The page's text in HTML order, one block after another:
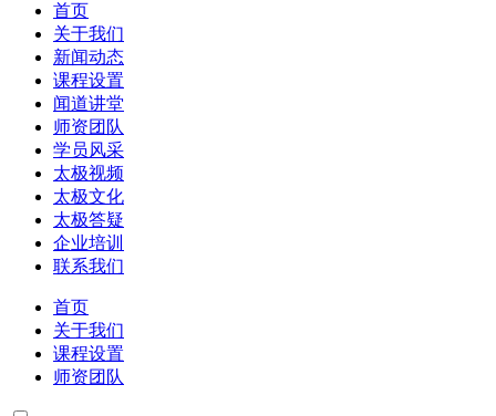
首页
关于我们
新闻动态
课程设置
闻道讲堂
师资团队
学员风采
太极视频
太极文化
太极答疑
企业培训
联系我们
首页
关于我们
课程设置
师资团队